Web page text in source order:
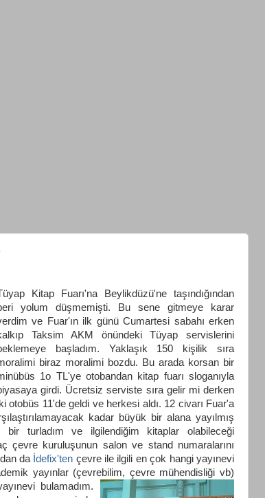
Kitap Fuarı'na Beylikdüzü'ne taşındığından
yolum düşmemişti. Bu sene gitmeye karar
ve Fuar'ın ilk günü Cumartesi sabahı erken
Taksim AKM önündeki Tüyap servislerini
başladım. Yaklaşık 150 kişilik sıra
biraz moralimi bozdu. Bu arada korsan bir
1o TL'ye otobandan kitap fuarı sloganıyla
girdi. Ücretsiz serviste sıra gelir mi derken
otobüs 11'de geldi ve herkesi aldı. 12 civarı Fuar'a
kadar büyük bir alana yayılmış
turladım ve ilgilendiğim kitaplar olabileceği
çevre kuruluşunun salon ve stand numaralarını
da İdefix'ten çevre ile ilgili en çok hangi yayınevi
yayınlar (çevrebilim, çevre mühendisliği vb)
bulamadım.